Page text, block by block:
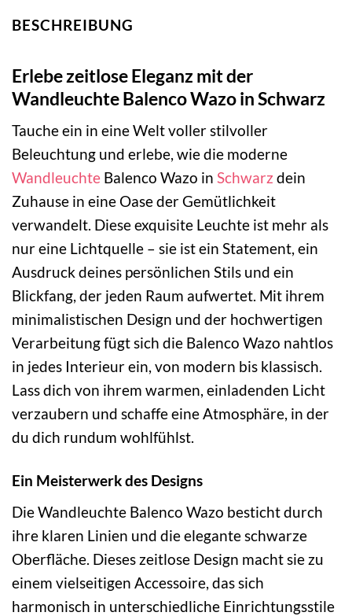
BESCHREIBUNG
Erlebe zeitlose Eleganz mit der
Wandleuchte Balenco Wazo in Schwarz
Tauche ein in eine Welt voller stilvoller
Beleuchtung und erlebe, wie die moderne
Wandleuchte Balenco Wazo in Schwarz dein
Zuhause in eine Oase der Gemütlichkeit
verwandelt. Diese exquisite Leuchte ist mehr als
nur eine Lichtquelle – sie ist ein Statement, ein
Ausdruck deines persönlichen Stils und ein
Blickfang, der jeden Raum aufwertet. Mit ihrem
minimalistischen Design und der hochwertigen
Verarbeitung fügt sich die Balenco Wazo nahtlos
in jedes Interieur ein, von modern bis klassisch.
Lass dich von ihrem warmen, einladenden Licht
verzaubern und schaffe eine Atmosphäre, in der
du dich rundum wohlfühlst.
Ein Meisterwerk des Designs
Die Wandleuchte Balenco Wazo besticht durch
ihre klaren Linien und die elegante schwarze
Oberfläche. Dieses zeitlose Design macht sie zu
einem vielseitigen Accessoire, das sich
harmonisch in unterschiedliche Einrichtungsstile